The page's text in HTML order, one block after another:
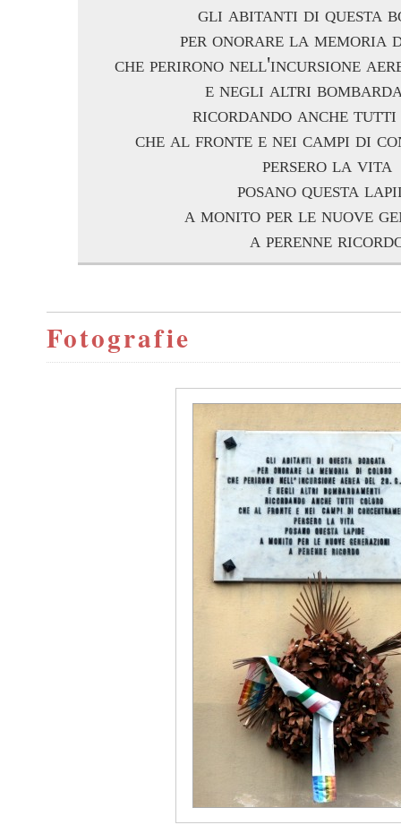
gli abitanti di questa
per onorare la memoria
che perirono nell'incursione
e negli altri
ricordando anche
che al fronte e nei campi di
persero la vita
posano questa
a monito per le nuove
a perenne
Fotografie